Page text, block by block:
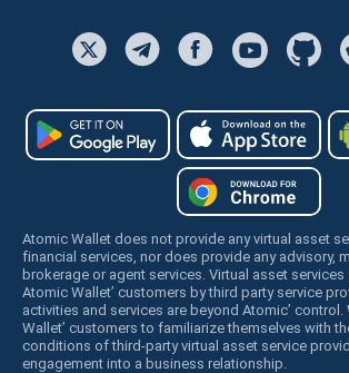
Atomic Wallet does not provide any virtual asset
financial services, nor does provide any advisory,
brokerage or agent services. Virtual asset
Atomic Wallet’ customers by third party service
activities and services are beyond Atomic’ control.
Wallet’ customers to familiarize themselves with
conditions of third-party virtual asset service
engagement into a business relationship.